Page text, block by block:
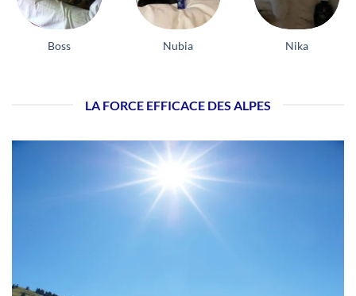
Boss Nubia Nika
LA FORCE EFFICACE DES ALPES